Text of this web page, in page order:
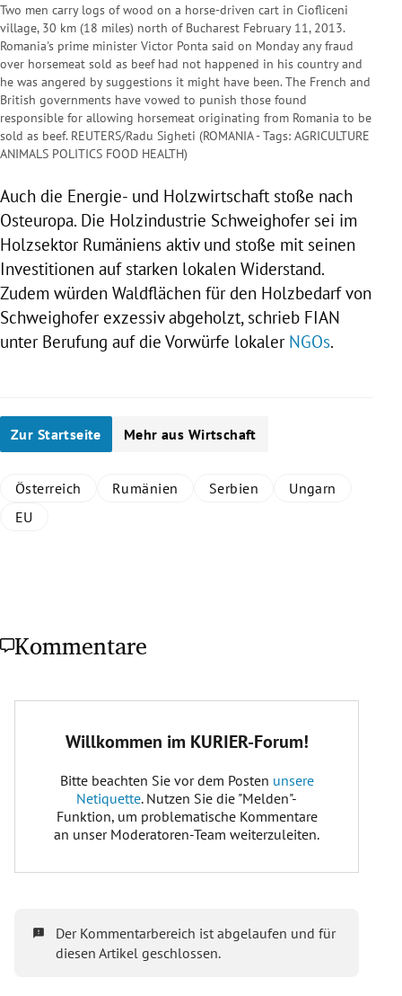
Two men carry logs of wood on a horse-driven cart in Ciofliceni
village, 30 km (18 miles) north of Bucharest February 11, 2013.
Romania's prime minister Victor Ponta said on Monday any fraud
over horsemeat sold as beef had not happened in his country and
he was angered by suggestions it might have been. The French and
British governments have vowed to punish those found
responsible for allowing horsemeat originating from Romania to be
sold as beef. REUTERS/Radu Sigheti (ROMANIA - Tags: AGRICULTURE
ANIMALS POLITICS FOOD HEALTH)
Auch die Energie- und Holzwirtschaft stoße nach
Osteuropa. Die Holzindustrie Schweighofer sei im
Holzsektor Rumäniens aktiv und stoße mit seinen
Investitionen auf starken lokalen Widerstand.
Zudem würden Waldflächen für den Holzbedarf von
Schweighofer exzessiv abgeholzt, schrieb FIAN
unter Berufung auf die Vorwürfe lokaler NGOs.
Zur Startseite Mehr aus Wirtschaft
Österreich Rumänien Serbien
Ungarn
EU
Kommentare